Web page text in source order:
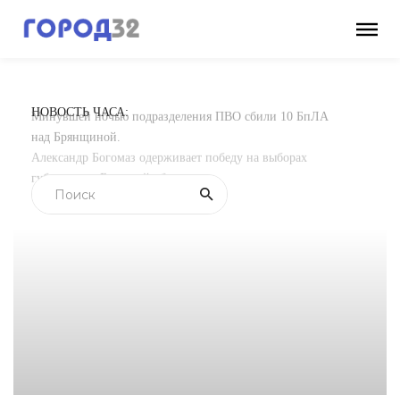
НОВОСТЬ ЧАСА:
Александр Богомаз одерживает победу на выборах
губернатора Брянской области
Минувшей ночью подразделения ПВО сбили 10 БпЛА
над Брянщиной.